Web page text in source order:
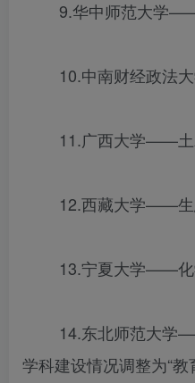
9.华中师范大学——
10.中南财经政法
11.广西大学——土
12.西藏大学——生
13.宁夏大学——化
14.东北师范大学
学科建设情况调整为“教